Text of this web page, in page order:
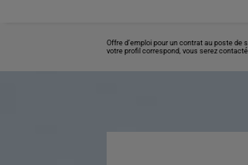
Offre d’emploi pour un contrat au poste
votre profil correspond, vous serez